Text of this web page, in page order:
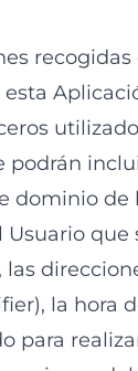
recogidas
podrán
dominio de
que
la hora
para